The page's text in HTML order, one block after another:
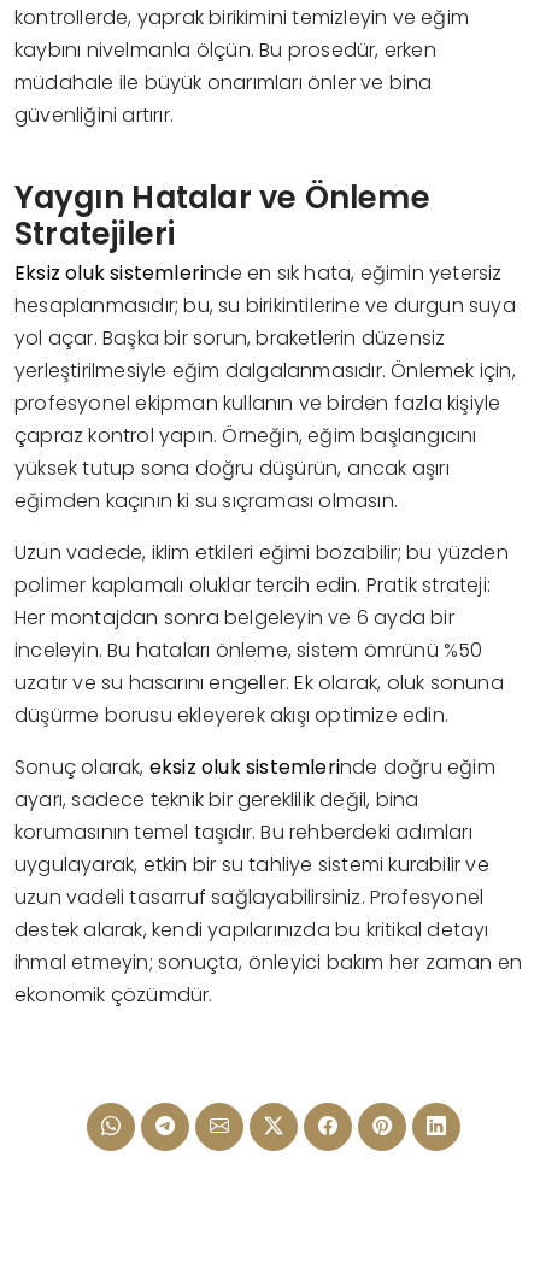
kontrollerde, yaprak birikimini temizleyin ve eğim
kaybını nivelmanla ölçün. Bu prosedür, erken
müdahale ile büyük onarımları önler ve bina
güvenliğini artırır.
Yaygın Hatalar ve Önleme
Stratejileri
Eksiz oluk sistemlerinde en sık hata, eğimin yetersiz
hesaplanmasıdır; bu, su birikintilerine ve durgun suya
yol açar. Başka bir sorun, braketlerin düzensiz
yerleştirilmesiyle eğim dalgalanmasıdır. Önlemek için,
profesyonel ekipman kullanın ve birden fazla kişiyle
çapraz kontrol yapın. Örneğin, eğim başlangıcını
yüksek tutup sona doğru düşürün, ancak aşırı
eğimden kaçının ki su sıçraması olmasın.
Uzun vadede, iklim etkileri eğimi bozabilir; bu yüzden
polimer kaplamalı oluklar tercih edin. Pratik strateji:
Her montajdan sonra belgeleyin ve 6 ayda bir
inceleyin. Bu hataları önleme, sistem ömrünü %50
uzatır ve su hasarını engeller. Ek olarak, oluk sonuna
düşürme borusu ekleyerek akışı optimize edin.
Sonuç olarak, eksiz oluk sistemlerinde doğru eğim
ayarı, sadece teknik bir gereklilik değil, bina
korumasının temel taşıdır. Bu rehberdeki adımları
uygulayarak, etkin bir su tahliye sistemi kurabilir ve
uzun vadeli tasarruf sağlayabilirsiniz. Profesyonel
destek alarak, kendi yapılarınızda bu kritikal detayı
ihmal etmeyin; sonuçta, önleyici bakım her zaman en
ekonomik çözümdür.